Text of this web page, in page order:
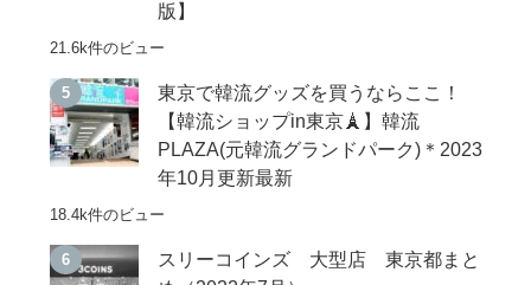
版】
21.6k件のビュー
東京で韓流グッズを買うならここ！
【韓流ショップin東京🗼】韓流
PLAZA(元韓流グランドパーク)＊2023
年10月更新最新
18.4k件のビュー
スリーコインズ 大型店 東京都まと